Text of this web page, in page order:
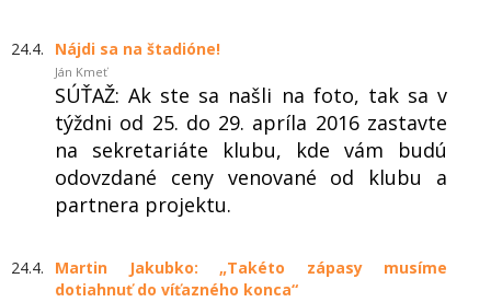
24.4. Nájdi sa na štadióne!
Ján Kmeť
SÚŤAŽ: Ak ste sa našli na foto, tak sa v
týždni od 25. do 29. apríla 2016 zastavte
na sekretariáte klubu, kde vám budú
odovzdané ceny venované od klubu a
partnera projektu.
24.4.
Martin Jakubko: „Takéto zápasy musíme
dotiahnuť do víťazného konca“